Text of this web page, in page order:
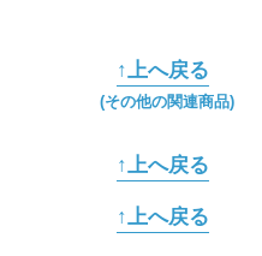
↑上へ戻る
(その他の関連商品)
↑上へ戻る
↑上へ戻る